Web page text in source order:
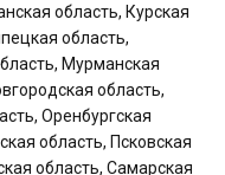
область, Курская
область,
Мурманская
область,
Оренбургская
область, Псковская
область, Самарская